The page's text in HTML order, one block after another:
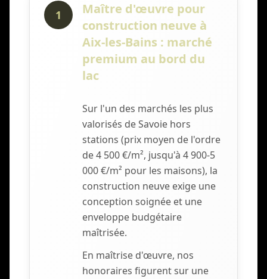
1
Maître d'œuvre pour
construction neuve à
Aix-les-Bains : marché
premium au bord du
lac
Sur l'un des marchés les plus
valorisés de Savoie hors
stations (prix moyen de l'ordre
de 4 500 €/m², jusqu'à 4 900-5
000 €/m² pour les maisons), la
construction neuve exige une
conception soignée et une
enveloppe budgétaire
maîtrisée.
En maîtrise d'œuvre, nos
honoraires figurent sur une